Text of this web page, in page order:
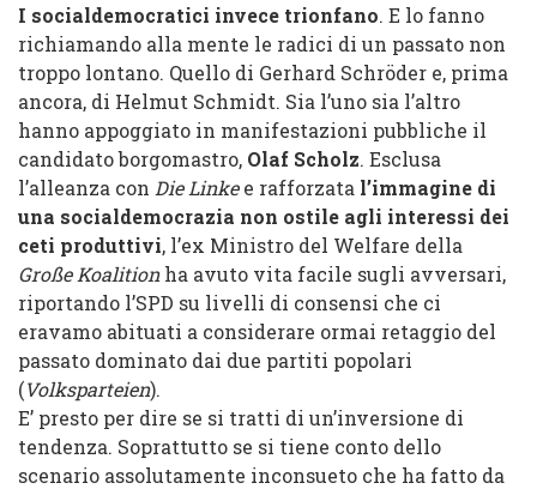
I socialdemocratici invece trionfano. E lo fanno
richiamando alla mente le radici di un passato non
troppo lontano. Quello di Gerhard Schröder e, prima
ancora, di Helmut Schmidt. Sia l’uno sia l’altro
hanno appoggiato in manifestazioni pubbliche il
candidato borgomastro, Olaf Scholz. Esclusa
l’alleanza con Die Linkee rafforzata l’immagine di
una socialdemocrazia non ostile agli interessi dei
ceti produttivi, l’ex Ministro del Welfare della
Große Koalitionha avuto vita facile sugli avversari,
riportando l’SPD su livelli di consensi che ci
eravamo abituati a considerare ormai retaggio del
passato dominato dai due partiti popolari
(Volksparteien).
E’ presto per dire se si tratti di un’inversione di
tendenza. Soprattutto se si tiene conto dello
scenario assolutamente inconsueto che ha fatto da